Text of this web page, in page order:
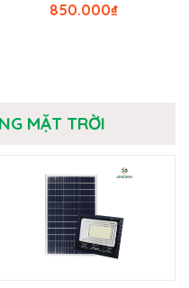
₫
850.000
MẶT TRỜI